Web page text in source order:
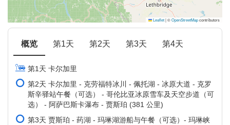
Leaflet|©OpenStreetMapcontributors
概览 第1天 第2天 第3天 第4天
第1天 卡尔加里
第2天 卡尔加里 - 克劳福特冰川 - 佩托湖 - 冰原大道 - 克罗
斯辛驿站午餐（可选） - 哥伦比亚冰原雪车及天空步道（可
选） - 阿萨巴斯卡瀑布 - 贾斯珀 (381 公里)
第3天 贾斯珀 - 药湖 - 玛琳湖游船与午餐（可选）- 玛琳峡